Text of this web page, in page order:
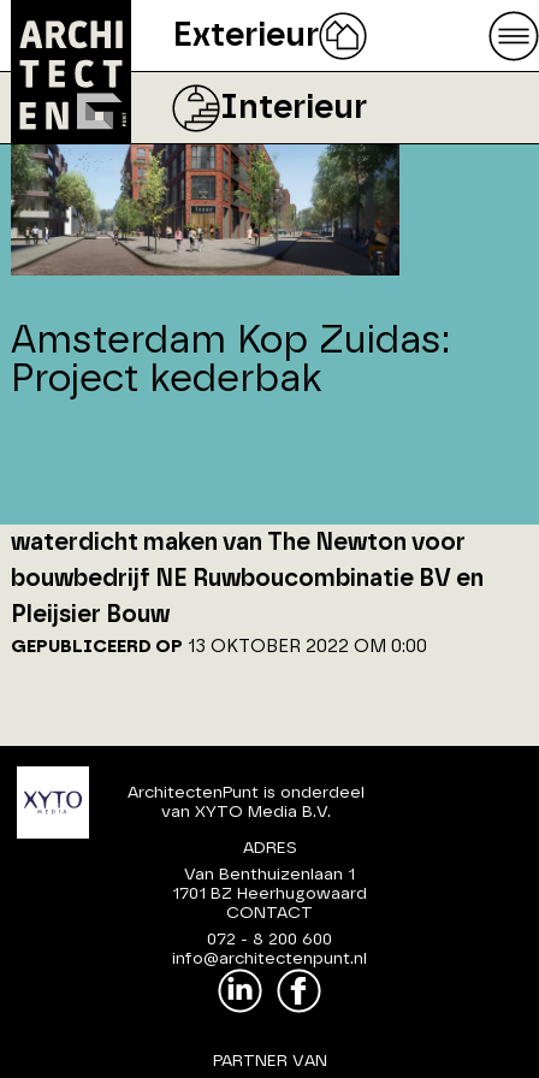
Exterieur
Interieur
Amsterdam Kop Zuidas:
Project kederbak
waterdicht maken van The Newton voor
bouwbedrijf NE Ruwboucombinatie BV en
Pleijsier Bouw
GEPUBLICEERD OP 13 OKTOBER 2022 OM 0:00
ArchitectenPunt is onderdeel
van XYTO Media B.V.
ADRES
Van Benthuizenlaan 1
1701 BZ Heerhugowaard
CONTACT
072 - 8 200 600
info@architectenpunt.nl
PARTNER VAN